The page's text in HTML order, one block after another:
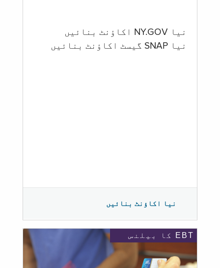
نیا NY.GOV اکاؤنٹ بنائیں
نیا SNAP گیسٹ اکاؤنٹ بنائیں
نیا اکاؤنٹ بنائیں
EBT کا بیلنس